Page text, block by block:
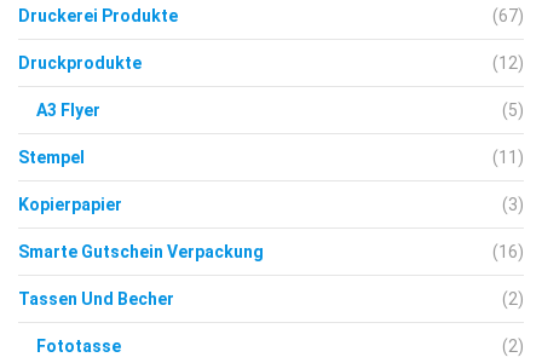
Druckerei Produkte (67)
Druckprodukte (12)
A3 Flyer (5)
Stempel (11)
Kopierpapier (3)
Smarte Gutschein Verpackung (16)
Tassen Und Becher (2)
Fototasse (2)